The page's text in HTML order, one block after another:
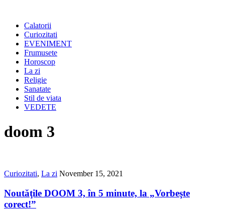
Calatorii
Curiozitati
EVENIMENT
Frumusete
Horoscop
La zi
Religie
Sanatate
Stil de viata
VEDETE
doom 3
Curiozitati, La zi November 15, 2021
Noutăţile DOOM 3, în 5 minute, la „Vorbeşte
corect!”